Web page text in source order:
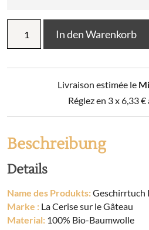
Piero
70
In den Warenkorb
Livraison estimée le
Réglez en 3 x6,33€
Beschreibung
Details
Name des Produkts:Geschirrtuch
Marke : La Cerise sur le Gâteau
Material: 100% Bio-Baumwolle